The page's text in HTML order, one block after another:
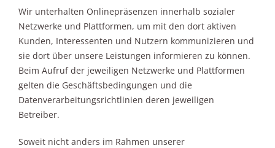
Wir unterhalten Onlinepräsenzen innerhalb sozialer
Netzwerke und Plattformen, um mit den dort aktiven
Kunden, Interessenten und Nutzern kommunizieren und
sie dort über unsere Leistungen informieren zu können.
Beim Aufruf der jeweiligen Netzwerke und Plattformen
gelten die Geschäftsbedingungen und die
Datenverarbeitungsrichtlinien deren jeweiligen
Betreiber.
Soweit nicht anders im Rahmen unserer